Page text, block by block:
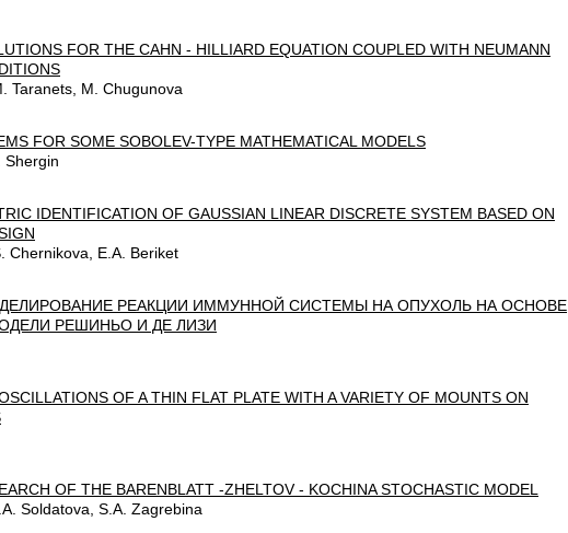
FOR THE CAHN - HILLIARD EQUATION COUPLED WITH NEUMANN
Taranets, M. Chugunova
FOR SOME SOBOLEV-TYPE MATHEMATICAL MODELS
Shergin
IDENTIFICATION OF GAUSSIAN LINEAR DISCRETE SYSTEM BASED ON
Chernikova, E.A. Beriket
РЕАКЦИИ ИММУННОЙ СИСТЕМЫ НА ОПУХОЛЬ НА ОСНОВЕ
РЕШИНЬО И ДЕ ЛИЗИ
OF A THIN FLAT PLATE WITH A VARIETY OF MOUNTS ON
OF THE BARENBLATT -ZHELTOV - KOCHINA STOCHASTIC MODEL
Soldatova, S.A. Zagrebina